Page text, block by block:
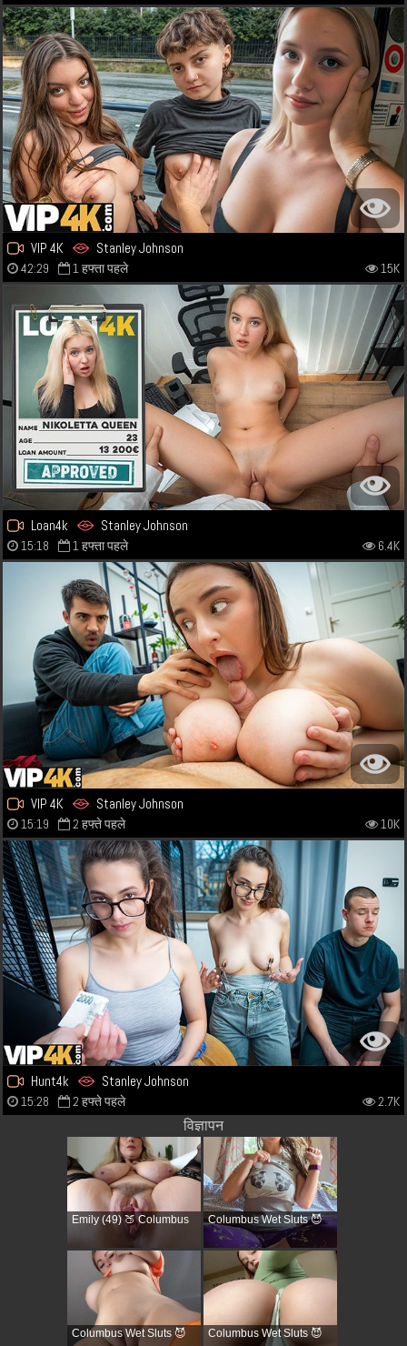
VIP 4K Stanley Johnson
42:29 1 हफ्ता पहले 15K
Loan4k Stanley Johnson
15:18 1 हफ्ता पहले 6.4K
VIP 4K Stanley Johnson
15:19 2 हफ्ते पहले 10K
Hunt4k Stanley Johnson
15:28 2 हफ्ते पहले 2.7K
विज्ञापन
Emily (49) 🍑 Columbus Columbus Wet Sluts 😈
Columbus Wet Sluts 😈 Columbus Wet Sluts 😈